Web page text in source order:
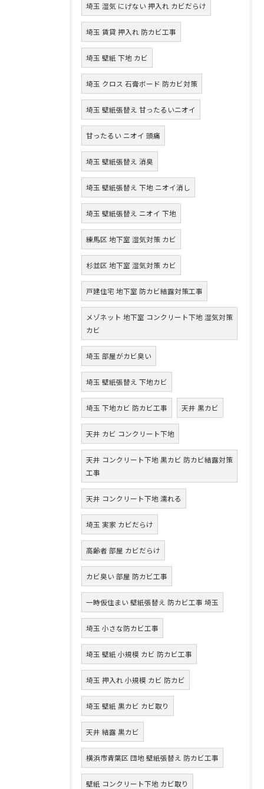
埼玉 湿気 にげない 押入れ カビだらけ
埼玉 賃貸 押入れ 防カビ工事
埼玉 壁紙 下地 カビ
埼玉 クロス 石膏ボード 防カビ対策
埼玉 壁紙張替え 甘ったるいニオイ
甘ったるい ニオイ 頭痛
埼玉 壁紙張替え 消臭
埼玉 壁紙張替え 下地 ニオイ消し
埼玉 壁紙張替え ニオイ 下地
練馬区 地下室 湿気対策 カビ
杉並区 地下室 湿気対策 カビ
戸建住宅 地下室 防カビ結露対策工事
メゾネット 地下室 コンクリート下地 湿気対策
カビ
埼玉 部屋がカビ臭い
埼玉 壁紙張替え 下地カビ
埼玉 下地カビ 防カビ工事 天井 黒カビ
天井 カビ コンクリート下地
天井 コンクリート下地 黒カビ 防カビ結露対策
工事
天井 コンクリート下地 濡れる
埼玉 実家 カビだらけ
高齢者 部屋 カビだらけ
カビ臭い 部屋 防カビ工事
一時仮住まい 壁紙張替え 防カビ工事 埼玉
埼玉 小さな防カビ工事
埼玉 壁紙 小規模 カビ 防カビ工事
埼玉 押入れ 小規模 カビ 防カビ
埼玉 壁紙 黒カビ カビ取り
天井 結露 黒カビ
横浜市青葉区 団地 壁紙張替え 防カビ工事
壁紙 コンクリート下地 カビ取り